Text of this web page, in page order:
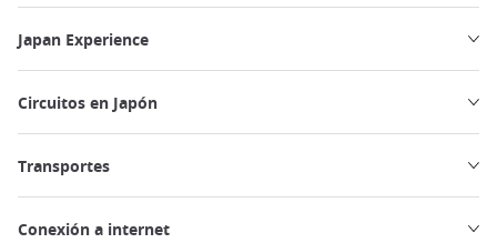
Japan Experience
Circuitos en Japón
Transportes
Conexión a internet